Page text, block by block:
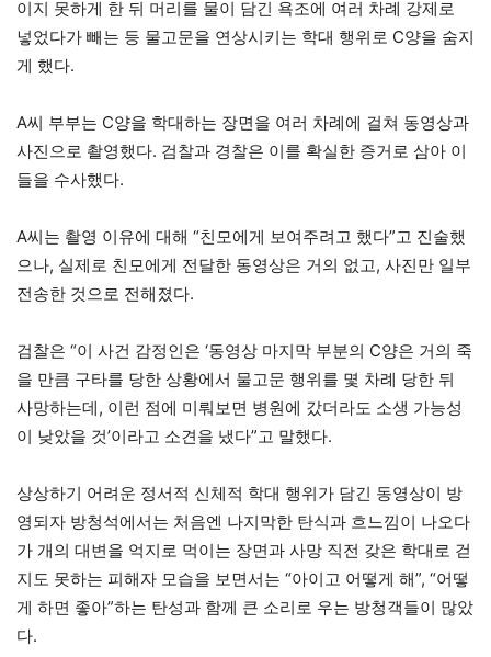
이지 못하게 한 뒤 머리를 물이 담긴 욕조에 여러 차례 강제로
넣었다가 빼는 등 물고문을 연상시키는 학대 행위로 C양을 숨지
게 했다.
A씨 부부는 C양을 학대하는 장면을 여러 차례에 걸쳐 동영상과
사진으로 촬영했다. 검찰과 경찰은 이를 확실한 증거로 삼아 이
들을 수사했다.
A씨는 촬영 이유에 대해 “친모에게 보여주려고 했다”고 진술했
으나, 실제로 친모에게 전달한 동영상은 거의 없고, 사진만 일부
전송한 것으로 전해졌다.
검찰은 “이 사건 감정인은 ‘동영상 마지막 부분의 C양은 거의 죽
을 만큼 구타를 당한 상황에서 물고문 행위를 몇 차례 당한 뒤
사망하는데, 이런 점에 미뤄보면 병원에 갔더라도 소생 가능성
이 낮았을 것’이라고 소견을 냈다”고 말했다.
상상하기 어려운 정서적 신체적 학대 행위가 담긴 동영상이 방
영되자 방청석에서는 처음엔 나지막한 탄식과 흐느낌이 나오다
가 개의 대변을 억지로 먹이는 장면과 사망 직전 갖은 학대로 걷
지도 못하는 피해자 모습을 보면서는 “아이고 어떻게 해”, “어떻
게 하면 좋아”하는 탄성과 함께 큰 소리로 우는 방청객들이 많았
다.